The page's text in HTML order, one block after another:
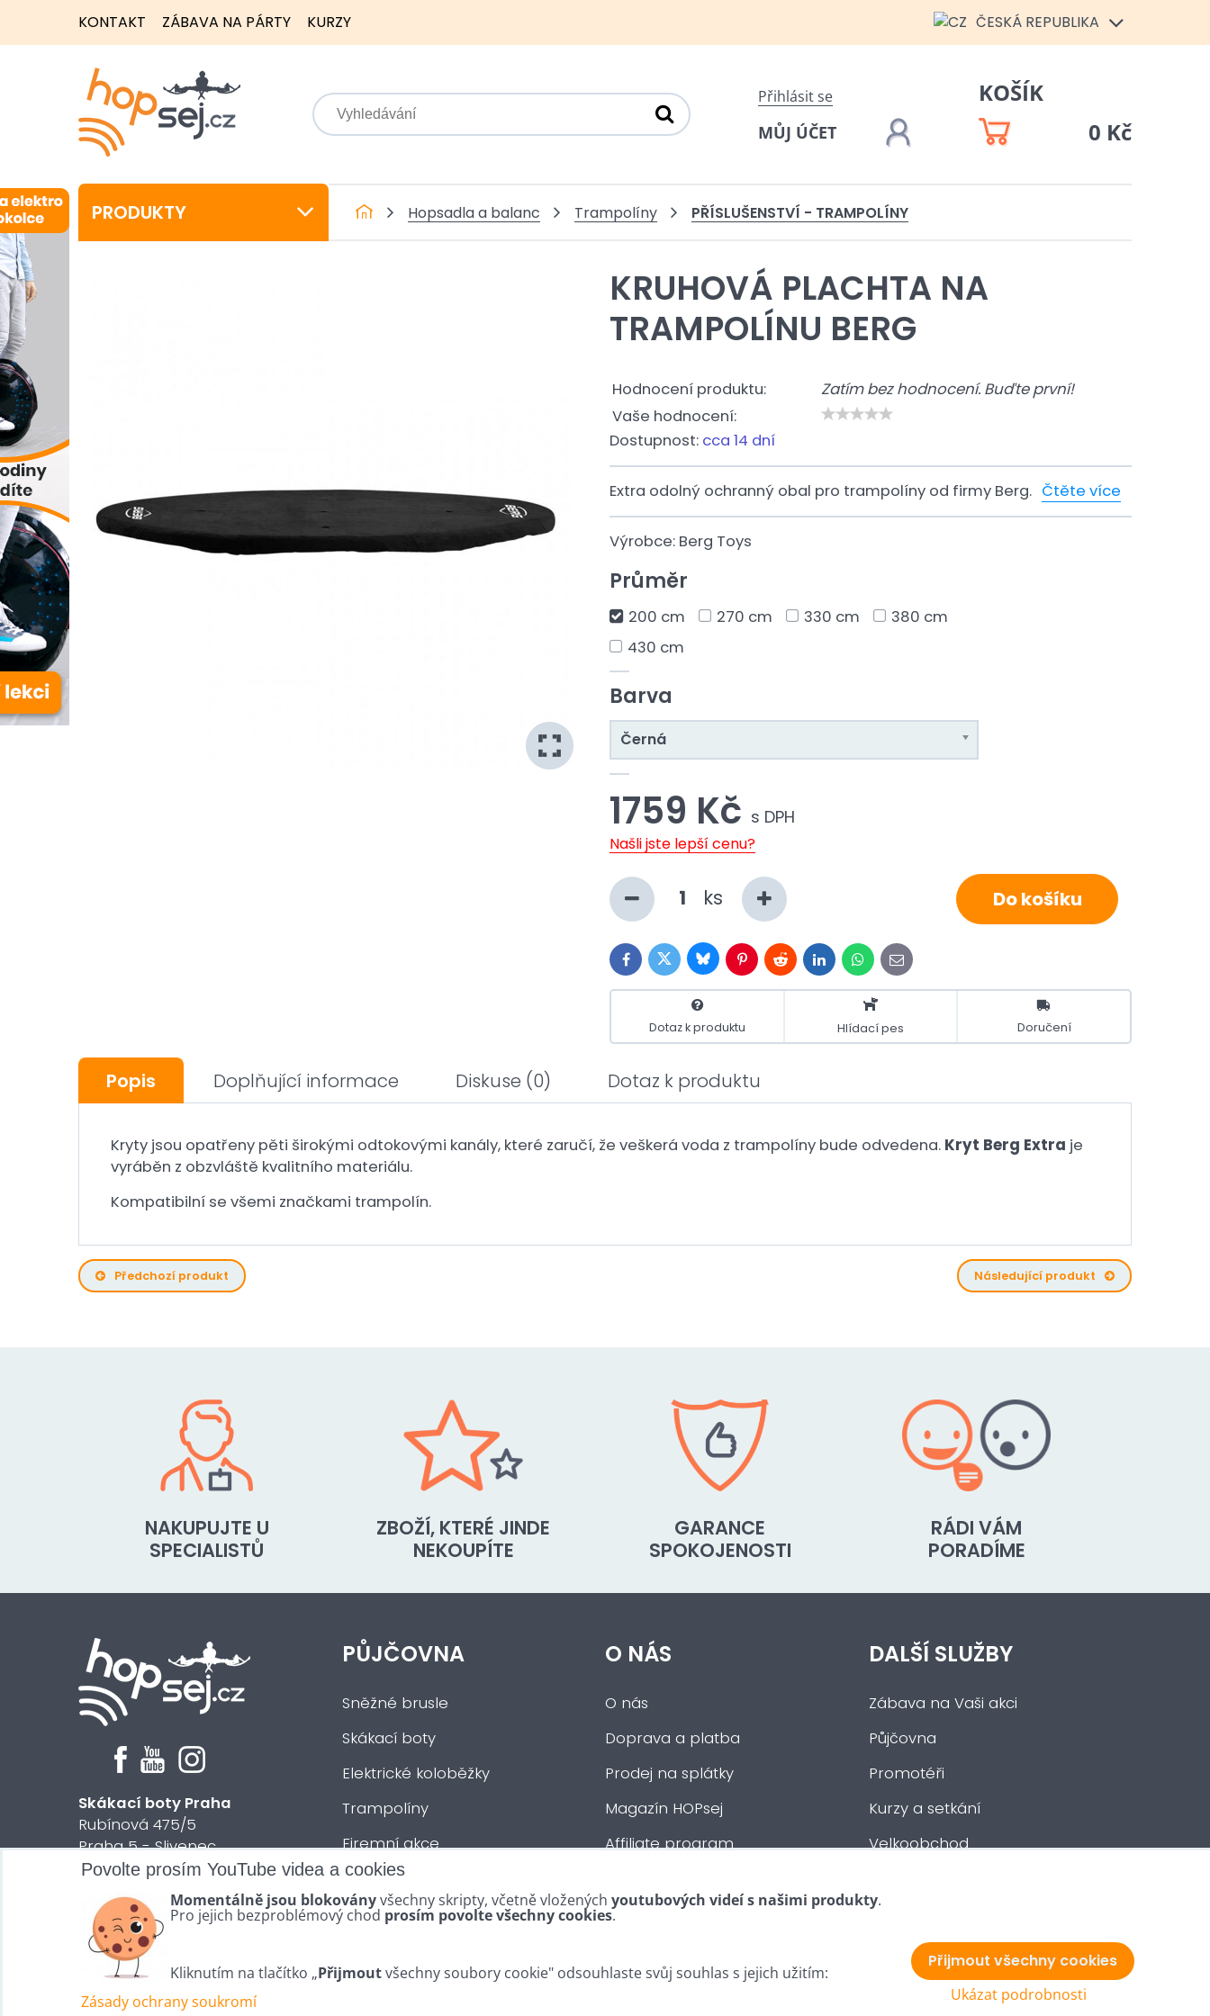
KONTAKT ZÁBAVA NA PÁRTY KURZY ČESKÁ REPUBLIKA
Přihlásit se
MŮJ ÚČET
KOŠÍK
0 Kč
PRODUKTY Hopsadla a balanc Trampolíny PŘÍSLUŠENSTVÍ - TRAMPOLÍNY
KRUHOVÁ PLACHTA NA
TRAMPOLÍNU BERG
Hodnocení produktu:
Zatím bez hodnocení. Buďte první!
Vaše hodnocení:
Dostupnost: cca 14 dní
Extra odolný ochranný obal pro trampolíny od firmy Berg. Čtěte více
Výrobce: Berg Toys
Průměr
200 cm 270 cm 330 cm
380 cm
430 cm
Barva
Černá
1759 Kč s DPH
Našli jste lepší cenu?
ks Do košíku
FacebookTwitterBlueskyPinterestRedditLinkedInWhatsApp
E-
mail
Dotaz k produktu Hlídací pes Doručení
Popis Doplňující informace Diskuse (0) Dotaz k produktu
Kryty jsou opatřeny pěti širokými odtokovými kanály, které zaručí, že veškerá voda z trampolíny bude odvedena. Kryt Berg Extra je
vyráběn z obzvláště kvalitního materiálu.
Kompatibilní se všemi značkami trampolín.
Předchozí produkt Následující produkt
NAKUPUJTE U
SPECIALISTŮ
ZBOŽÍ, KTERÉ JINDE
NEKOUPÍTE
GARANCE
SPOKOJENOSTI
RÁDI VÁM
PORADÍME
Skákací boty Praha
Rubínová 475/5
Praha 5 - Slivenec
© 2024 HOPsej.cz
PŮJČOVNA
Sněžné brusle
Skákací boty
Elektrické koloběžky
Trampolíny
Firemní akce
Půjčení auta
Vše ostatní :-)
O NÁS
O nás
Doprava a platba
Prodej na splátky
Magazín HOPsej
Affiliate program
Kontakty
DALŠÍ SLUŽBY
Zábava na Vaši akci
Půjčovna
Promotéři
Kurzy a setkání
Velkoobchod
Předvolby soukromí Zásady ochrany soukromí Vytvořeno systémem: ByznysWeb.cz
Povolte prosím YouTube videa a cookies
Momentálně jsou blokoványvšechny skripty, včetně vložených youtubových videí s našimi produkty.
Pro jejich bezproblémový chod prosím povolte všechny cookies.
Kliknutím na tlačítko „Přijmoutvšechny soubory cookie" odsouhlaste svůj souhlas s jejich užitím:
Zásady ochrany soukromí
Ukázat podrobnosti
Přijmout všechny cookies